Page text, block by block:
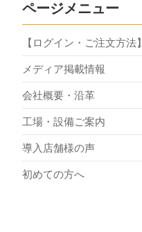
ページメニュー
【ログイン・ご注文方法】
メディア掲載情報
会社概要・沿革
工場・設備ご案内
導入店舗様の声
初めての方へ